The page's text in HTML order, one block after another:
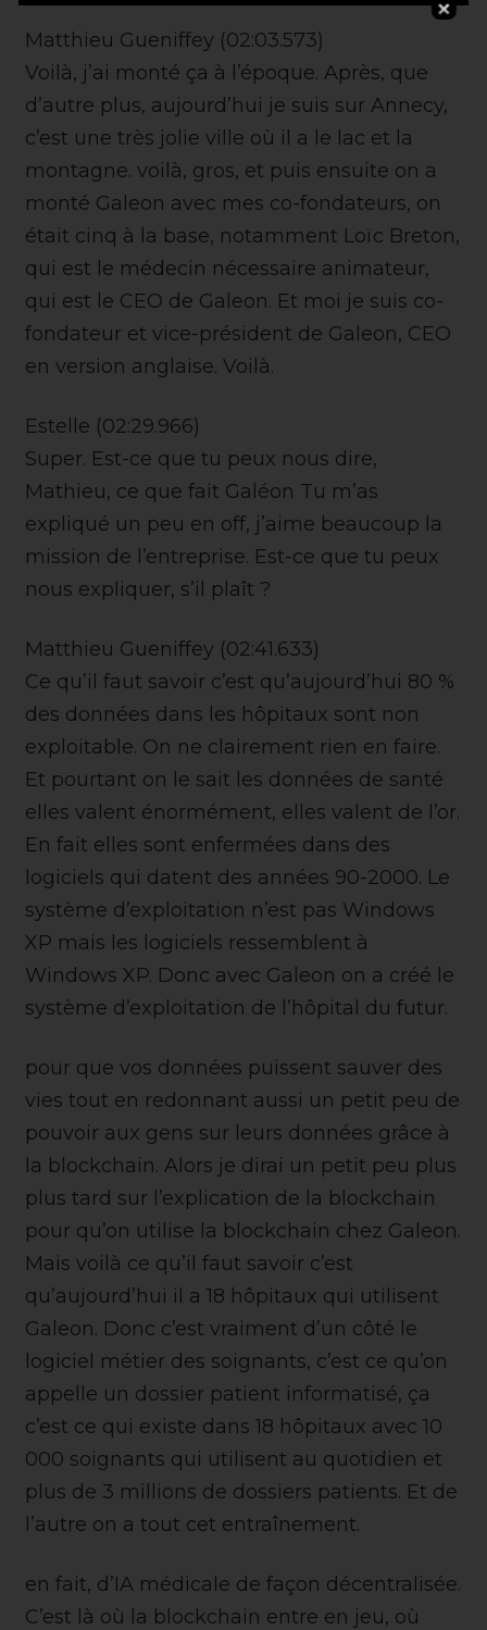
Matthieu Gueniffey (02:03.573)
Voilà, j’ai monté ça à l’époque. Après, que
d’autre plus, aujourd’hui je suis sur Annecy,
c’est une très jolie ville où il a le lac et la
montagne. voilà, gros, et puis ensuite on a
monté Galeon avec mes co-fondateurs, on
était cinq à la base, notamment Loïc Breton,
qui est le médecin nécessaire animateur,
qui est le CEO de Galeon. Et moi je suis co-
fondateur et vice-président de Galeon, CEO
en version anglaise. Voilà.
Estelle (02:29.966)
Super. Est-ce que tu peux nous dire,
Mathieu, ce que fait Galéon Tu m’as
expliqué un peu en off, j’aime beaucoup la
mission de l’entreprise. Est-ce que tu peux
nous expliquer, s’il plaît ?
Matthieu Gueniffey (02:41.633)
Ce qu’il faut savoir c’est qu’aujourd’hui 80 %
des données dans les hôpitaux sont non
exploitable. On ne clairement rien en faire.
Et pourtant on le sait les données de santé
elles valent énormément, elles valent de l’or.
En fait elles sont enfermées dans des
logiciels qui datent des années 90-2000. Le
système d’exploitation n’est pas Windows
XP mais les logiciels ressemblent à
Windows XP. Donc avec Galeon on a créé le
système d’exploitation de l’hôpital du futur.
pour que vos données puissent sauver des
vies tout en redonnant aussi un petit peu de
pouvoir aux gens sur leurs données grâce à
la blockchain. Alors je dirai un petit peu plus
plus tard sur l’explication de la blockchain
pour qu’on utilise la blockchain chez Galeon.
Mais voilà ce qu’il faut savoir c’est
qu’aujourd’hui il a 18 hôpitaux qui utilisent
Galeon. Donc c’est vraiment d’un côté le
logiciel métier des soignants, c’est ce qu’on
appelle un dossier patient informatisé, ça
c’est ce qui existe dans 18 hôpitaux avec 10
000 soignants qui utilisent au quotidien et
plus de 3 millions de dossiers patients. Et de
l’autre on a tout cet entraînement.
en fait, d’IA médicale de façon décentralisée.
C’est là où la blockchain entre en jeu, où